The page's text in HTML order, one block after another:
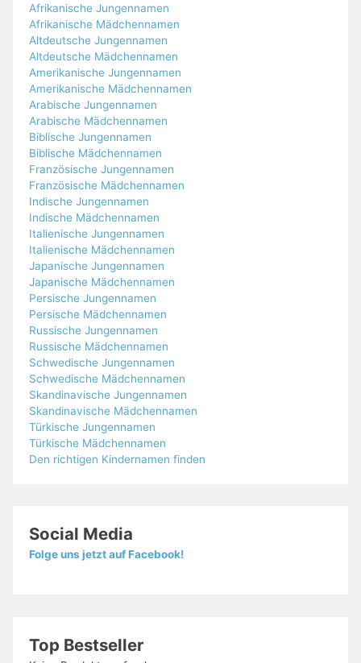
Afrikanische Jungennamen
Afrikanische Mädchennamen
Altdeutsche Jungennamen
Altdeutsche Mädchennamen
Amerikanische Jungennamen
Amerikanische Mädchennamen
Arabische Jungennamen
Arabische Mädchennamen
Biblische Jungennamen
Biblische Mädchennamen
Französische Jungennamen
Französische Mädchennamen
Indische Jungennamen
Indische Mädchennamen
Italienische Jungennamen
Italienische Mädchennamen
Japanische Jungennamen
Japanische Mädchennamen
Persische Jungennamen
Persische Mädchennamen
Russische Jungennamen
Russische Mädchennamen
Schwedische Jungennamen
Schwedische Mädchennamen
Skandinavische Jungennamen
Skandinavische Mädchennamen
Türkische Jungennamen
Türkische Mädchennamen
Den richtigen Kindernamen finden
Social Media
Folge uns jetzt auf Facebook!
Top Bestseller